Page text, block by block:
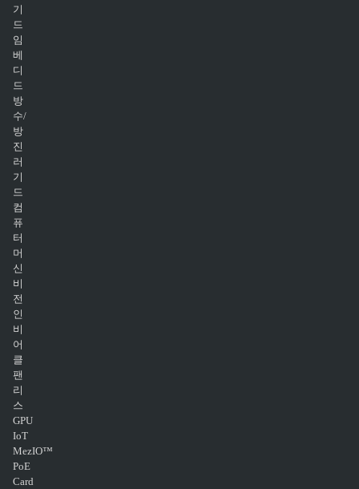
기
드
임
베
디
드
방
수/
방
진
러
기
드
컴
퓨
터
머
신
비
전
인
비
어
클
팬
리
스
GPU
IoT
MezIO™
PoE
Card